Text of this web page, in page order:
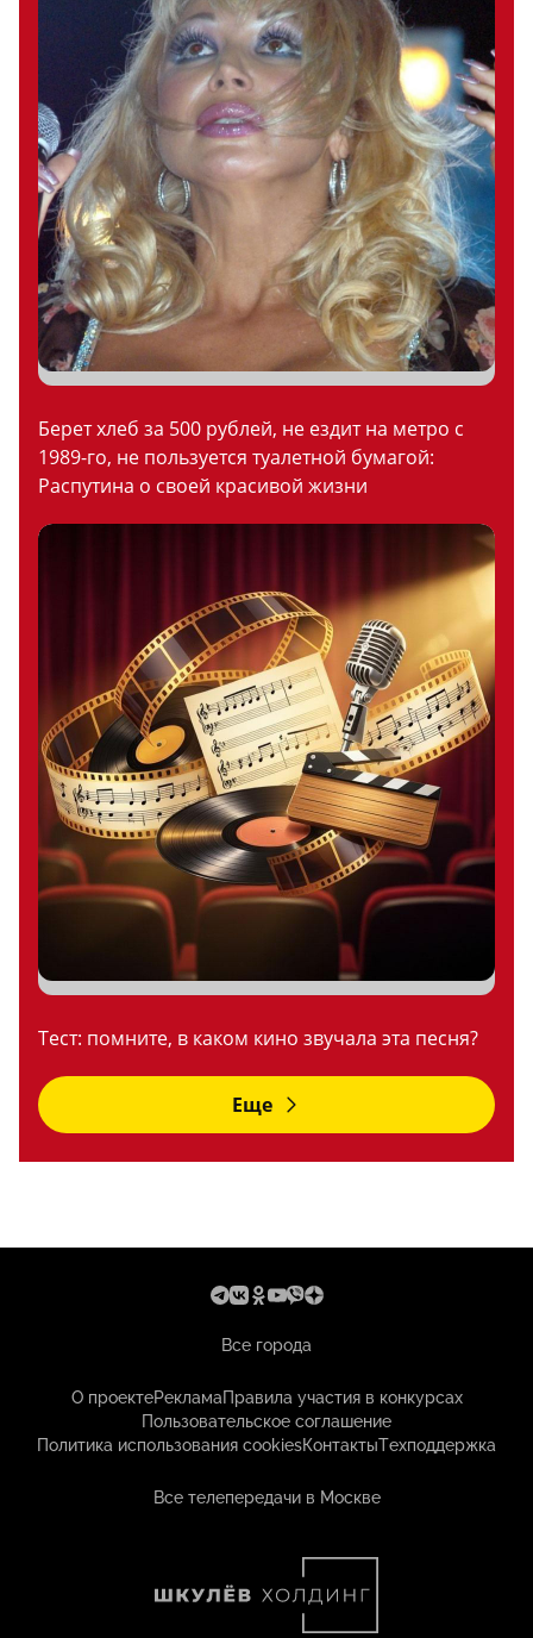
Берет хлеб за 500 рублей, не ездит на метро с
1989-го, не пользуется туалетной бумагой:
Распутина о своей красивой жизни
Тест: помните, в каком кино звучала эта песня?
Еще
Все города
О проектеРекламаПравила участия в конкурсах
Пользовательское соглашение
Политика использования cookiesКонтактыТехподдержка
Все телепередачи в Москве